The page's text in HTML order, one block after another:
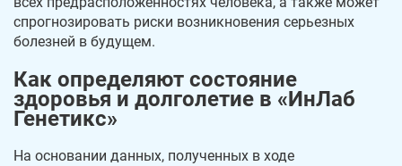
спрогнозировать риски возникновения серьезных
болезней в будущем.
Как определяют состояние
здоровья и долголетие в «ИнЛаб
Генетикс»
На основании данных, полученных в ходе